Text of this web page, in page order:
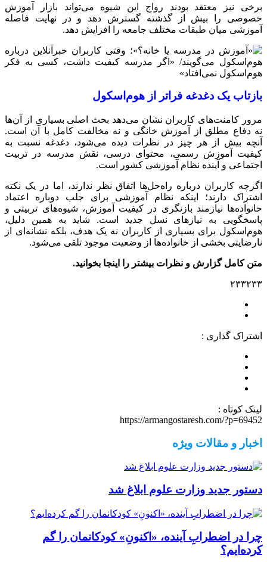
برخی نیز معتقد بودند رواج این شیوه می‌تواند بازار آموزش
خصوصی را بیش از گذشته گسترش دهد و در نهایت فاصله
آموزشی میان طبقات مختلف جامعه را افزایش دهد.
بازتاب یک دغدغه فراتر از هوم‌اسکول
مرور کامنت‌های کاربران نشان می‌دهد بحث اصلی بسیاری از آن‌ها
نه دفاع مطلق از آموزش خانگی و نه مخالفت کامل با آن است.
آنچه بیش از هر چیز در نظرات دیده می‌شود، دغدغه نسبت به
کیفیت آموزش رسمی، محتوای درسی، نقش مدرسه در تربیت
اجتماعی و آینده نظام آموزشی کشور است.
اگرچه کاربران درباره راه‌حل‌ها اتفاق نظر ندارند، اما در یک نکته
اشتراک دارند؛ اینکه نظام آموزشی برای جلب دوباره اعتماد
خانواده‌ها نیازمند بازنگری در کیفیت آموزش، شیوه‌های تربیتی و
پاسخگویی به نیازهای نسل جدید است. شاید به همین دلیل،
هوم‌اسکول برای بسیاری از کاربران نه یک هدف، بلکه نشانه‌ای از
نارضایتی بخشی از خانواده‌ها از وضعیت موجود تلقی می‌شود.
متن کامل گزارش و نظرات بیشتر را اینجا بخوانید.
۲۳۳۲۳۳
اشتراک گذاری :
لینک کوتاه :
https://armangostaresh.com/?p=69452
اخبار و مقالات ویژه
دستور جدید وزارت علوم ابلاغ شد
چرا در اضطرابِ آینده، «اکنونِ» کودکانمان را گم
کرده‌ایم؟